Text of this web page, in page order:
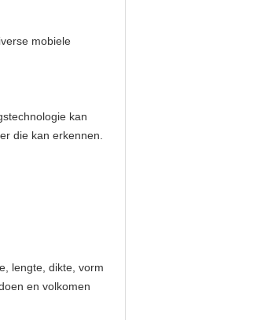
mobiele
kan
die kan erkennen.
lengte, dikte, vorm
en volkomen